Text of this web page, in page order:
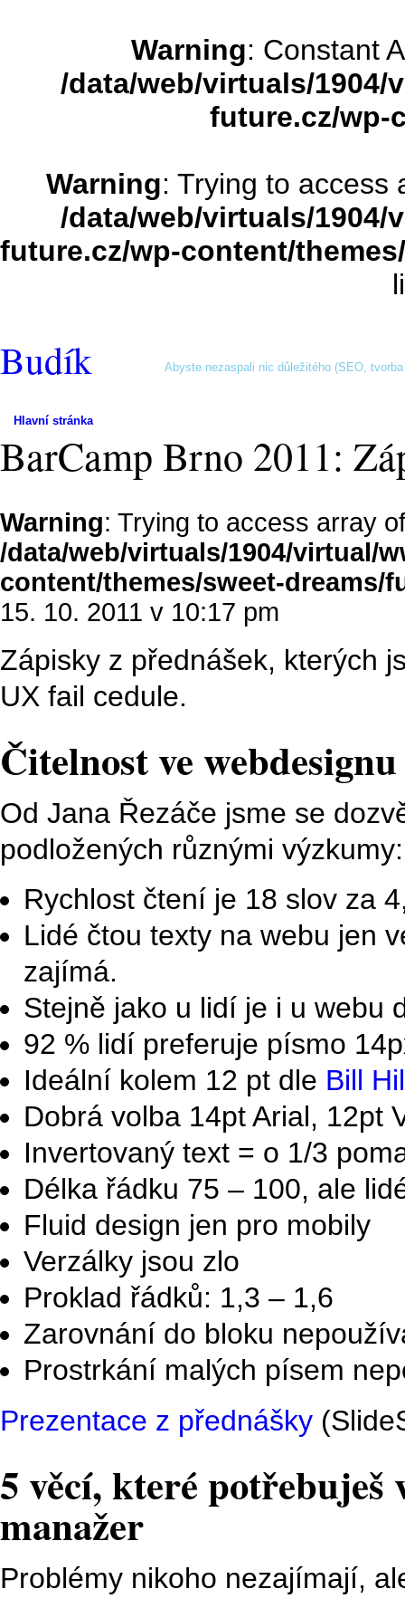
Warning: Constant
/data/web/virtuals/
future.cz/wp-
Warning: Trying to access
/data/web/virtuals/
future.cz/wp-content/
Budík Abyste nezaspali nic důležitého (SEO,
Hlavní stránka
BarCamp Brno 2011:
Warning: Trying to access array
/data/web/virtuals/1904/virtual/
content/themes/sweet-dreams/
15. 10. 2011 v 10:17 pm
Zápisky z přednášek, kterých
UX fail cedule.
Čitelnost ve webdesignu
Od Jana Řezáče jsme se
podložených různými výzkumy:
Rychlost čtení je 18 slov za
Lidé čtou texty na webu jen
zajímá.
Stejně jako u lidí je i u webu
92 % lidí preferuje písmo
Ideální kolem 12 pt dle Bill
Dobrá volba 14pt Arial, 12pt
Invertovaný text = o 1/3
Délka řádku 75 – 100, ale
Fluid design jen pro mobily
Verzálky jsou zlo
Proklad řádků: 1,3 – 1,6
Zarovnání do bloku
Prostrkání malých písem
Prezentace z přednášky
5 věcí, které potřebuješ
manažer
Problémy nikoho nezajímají,